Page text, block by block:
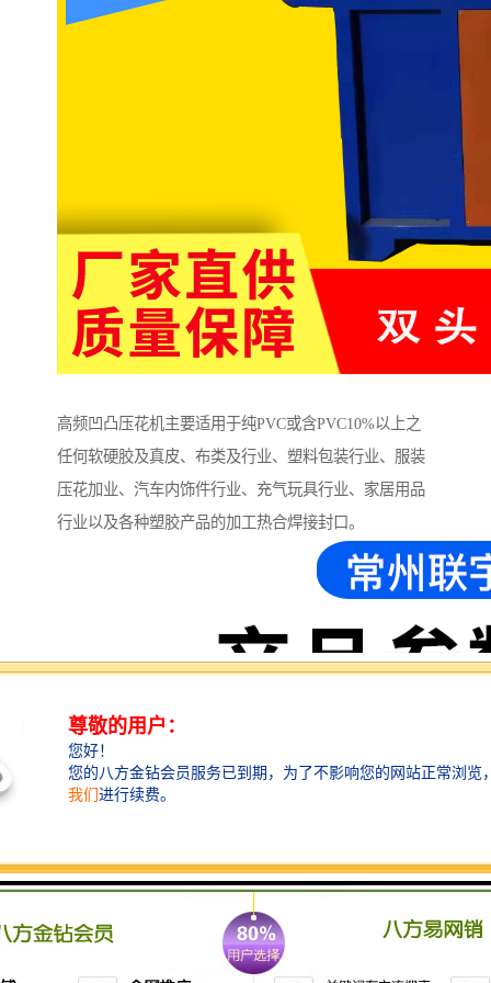
高频凹凸压花机主要适用于纯PVC或含PVC10%以上之
任何软硬胶及真皮、布类及行业、塑料包装行业、服装
压花加业、汽车内饰件行业、充气玩具行业、家居用品
行业以及各种塑胶产品的加工热合焊接封口。